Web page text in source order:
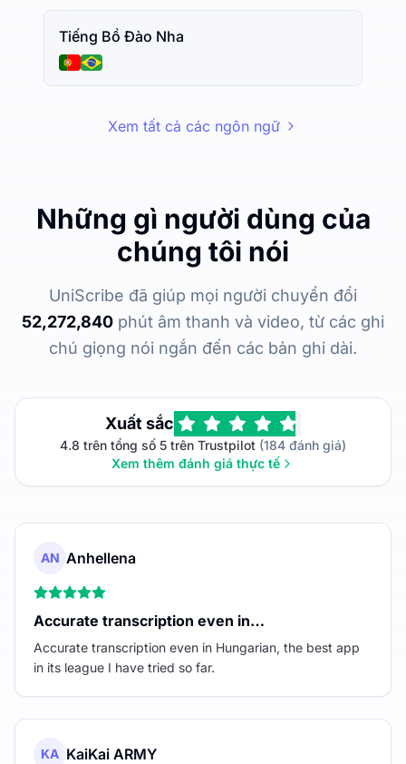
Tiếng Bồ Đào Nha
Xem tất cả các ngôn ngữ
Những gì người dùng của
chúng tôi nói
UniScribe đã giúp mọi người chuyển đổi
52,272,840 phút âm thanh và video, từ các ghi
chú giọng nói ngắn đến các bản ghi dài.
Xuất sắc
4.8 trên tổng số 5 trên Trustpilot (184 đánh giá)
Xem thêm đánh giá thực tế
AN Anhellena
Accurate transcription even in…
Accurate transcription even in Hungarian, the best app
in its league I have tried so far.
KA KaiKai ARMY